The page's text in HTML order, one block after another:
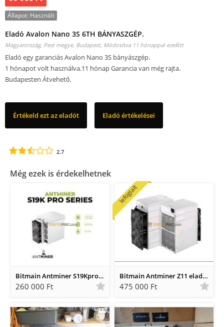
Állapot: Használt
Eladó Avalon Nano 3S 6TH BÁNYASZGÉP.
Magyarország, Pest megye, Budapest, Módosítva 11 hónappal ezelőtt
Eladó egy garanciás Avalon Nano 3S bányászgép.
1 hónapot volt használva.11 hónap Garancia van még rajta.
Budapesten Átvehető.
Értékeld ezt az eladót Eladó értékelései
2.7
Még ezek is érdekelhetnek
Bitmain Antminer S19Kpro 115 TH eladó
260 000 Ft
lefoglalt
Bitmain Antminer Z11 eladó (135KSol)
475 000 Ft